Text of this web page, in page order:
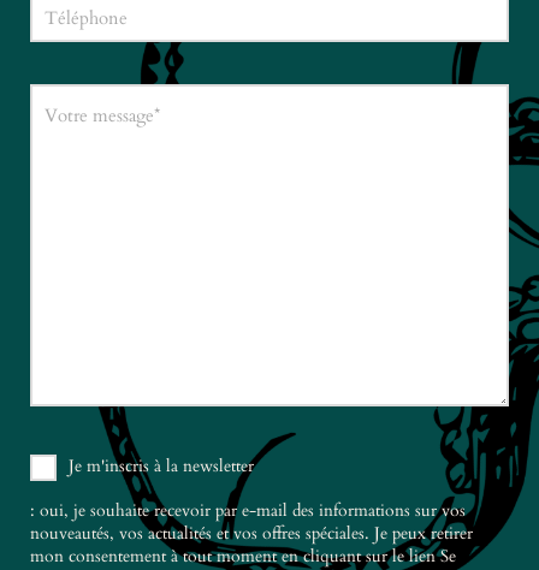
Je m'inscris à la newsletter
: oui, je souhaite recevoir par e-mail des informations sur vos
nouveautés, vos actualités et vos offres spéciales. Je peux retirer
mon consentement à tout moment en cliquant sur le lien Se